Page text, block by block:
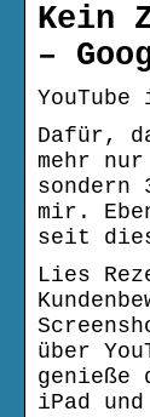
Kein
–
Dafür,
mehr
sondern
mir.
seit
Lies
über
genieße
iPad